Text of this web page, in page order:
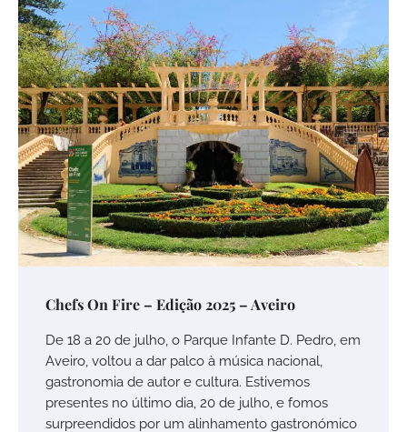
Chefs On Fire – Edição 2025 – Aveiro
De 18 a 20 de julho, o Parque Infante D. Pedro, em
Aveiro, voltou a dar palco à música nacional,
gastronomia de autor e cultura. Estivemos
presentes no último dia, 20 de julho, e fomos
surpreendidos por um alinhamento gastronómico